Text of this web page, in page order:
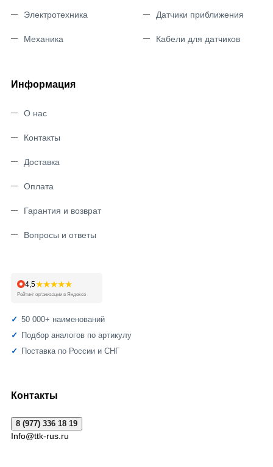
Электротехника
Механика
Датчики приближения
Кабели для датчиков
Информация
О нас
Контакты
Доставка
Оплата
Гарантия и возврат
Вопросы и ответы
4,5★★★★★
Рейтинг организации в Яндексе
50 000+ наименований
Подбор аналогов по артикулу
Поставка по России и СНГ
Контакты
8 (977) 336 18 19
Info@ttk-rus.ru